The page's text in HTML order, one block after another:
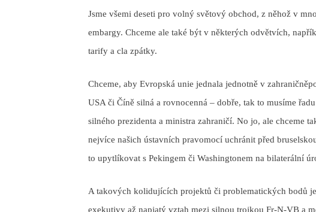
Jsme všemi deseti pro volný světový obchod, z něhož v
embargy. Chceme ale také být v některých odvětvích,
tarify a cla zpátky.
Chceme, aby Evropská unie jednala jednotně v
USA či Číně silná a rovnocenná – dobře, tak to musíme
silného prezidenta a ministra zahraničí. No jo, ale chceme
nejvíce našich ústavních pravomocí uchránit před
to upytlíkovat s Pekingem či Washingtonem na bilaterální
A takových kolidujících projektů či problematických bodů
exekutivy až napjatý vztah mezi silnou trojkou Fr-N-VB a